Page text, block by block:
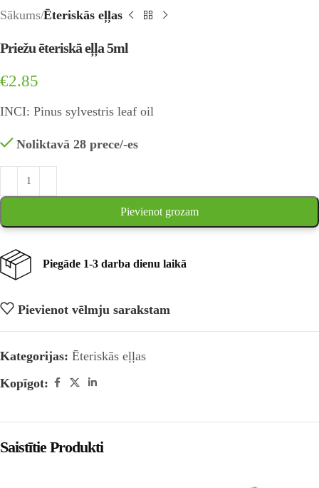
Sākums Ēteriskās eļļas
Priežu ēteriskā eļļa 5ml
€2.85
INCI: Pinus sylvestris leaf oil
Noliktavā 28 prece/-es
Pievienot grozam
Piegāde 1-3 darba dienu laikā
Pievienot vēlmju sarakstam
Kategorijas: Ēteriskās eļļas
Kopīgot:
Saistītie Produkti